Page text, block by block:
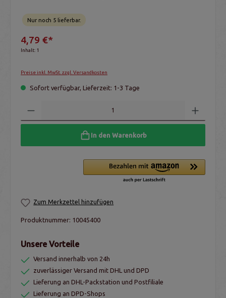
Nur noch 5 lieferbar.
4,79 €*
Inhalt: 1
Preise inkl. MwSt. zzgl. Versandkosten
Sofort verfügbar, Lieferzeit: 1-3 Tage
In den Warenkorb
Zum Merkzettel hinzufügen
Produktnummer: 10045400
Unsere Vorteile
Versand innerhalb von 24h
zuverlässiger Versand mit DHL und DPD
Lieferung an DHL-Packstation und Postfiliale
Lieferung an DPD-Shops